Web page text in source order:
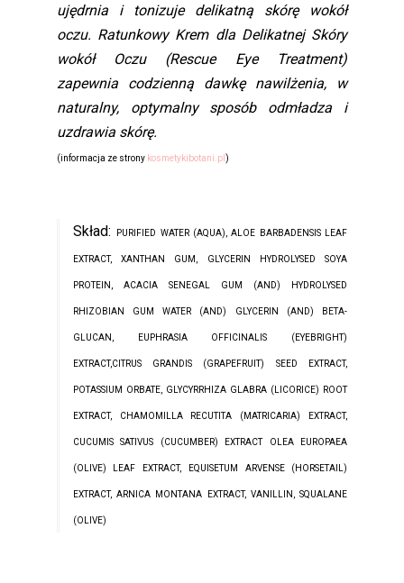
ujędrnia i tonizuje delikatną skórę wokół
oczu. Ratunkowy Krem dla Delikatnej Skóry
wokół Oczu (Rescue Eye Treatment)
zapewnia codzienną dawkę nawilżenia, w
naturalny, optymalny sposób odmładza i
uzdrawia skórę.
(informacja ze strony kosmetykibotani.pl )
Skład: PURIFIED WATER (AQUA), ALOE BARBADENSIS LEAF
EXTRACT, XANTHAN GUM, GLYCERIN HYDROLYSED SOYA
PROTEIN, ACACIA SENEGAL GUM (AND) HYDROLYSED
RHIZOBIAN GUM WATER (AND) GLYCERIN (AND) BETA-
GLUCAN, EUPHRASIA OFFICINALIS (EYEBRIGHT)
EXTRACT,CITRUS GRANDIS (GRAPEFRUIT) SEED EXTRACT,
POTASSIUM ORBATE, GLYCYRRHIZA GLABRA (LICORICE) ROOT
EXTRACT, CHAMOMILLA RECUTITA (MATRICARIA) EXTRACT,
CUCUMIS SATIVUS (CUCUMBER) EXTRACT OLEA EUROPAEA
(OLIVE) LEAF EXTRACT, EQUISETUM ARVENSE (HORSETAIL)
EXTRACT, ARNICA MONTANA EXTRACT, VANILLIN, SQUALANE
(OLIVE)